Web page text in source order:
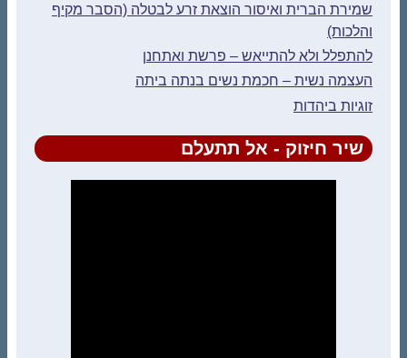
שמירת הברית ואיסור הוצאת זרע לבטלה (הסבר מקיף
והלכות)
להתפלל ולא להתייאש – פרשת ואתחנן
העצמה נשית – חכמת נשים בנתה ביתה
זוגיות ביהדות
שיר חיזוק - אל תתעלם